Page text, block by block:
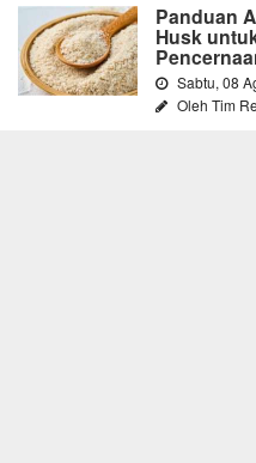
Panduan
Husk
Sabtu, 08
Oleh Tim